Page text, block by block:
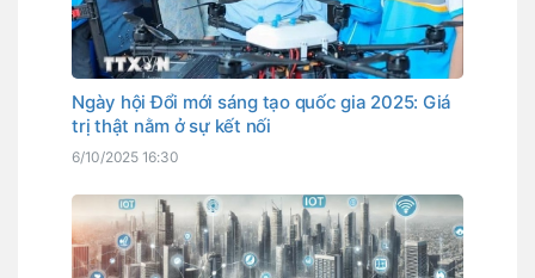
Ngày hội Đổi mới sáng tạo quốc gia 2025: Giá
trị thật nằm ở sự kết nối
6/10/2025 16:30